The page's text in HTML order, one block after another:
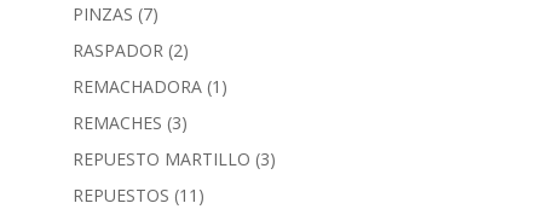
PINZAS (7)
RASPADOR (2)
REMACHADORA (1)
REMACHES (3)
REPUESTO MARTILLO (3)
REPUESTOS (11)